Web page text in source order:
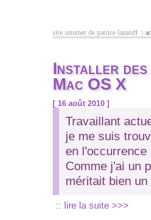
site internet de patrice lazareff |
vous êtes ici
Installer des
Mac OS X
[ 16 août 2010 ]
Travaillant
je me suis
en l'occurrence
Comme j'ai un
méritait bien
:: lire la suite >>>